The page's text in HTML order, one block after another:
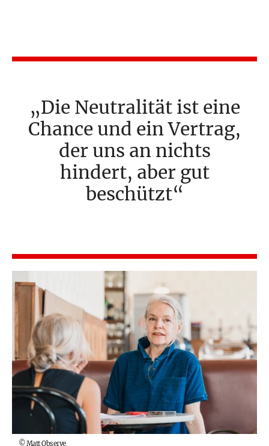
Die Neutralität ist eine
Chance und ein Vertrag,
der uns an nichts
hindert, aber gut
beschützt
©Matt Observe